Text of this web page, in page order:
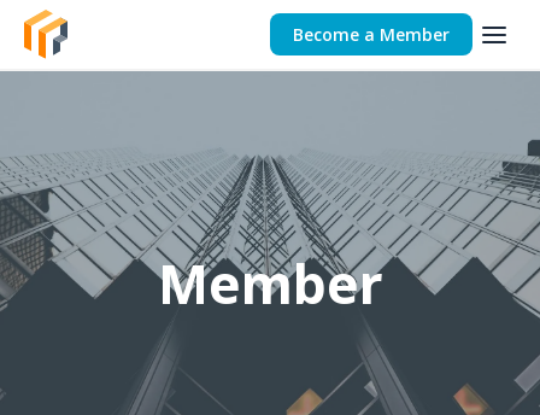
Become a Member
Member